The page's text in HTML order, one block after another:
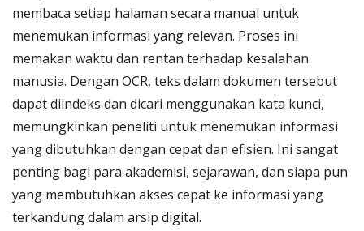
membaca setiap halaman secara manual untuk
menemukan informasi yang relevan. Proses ini
memakan waktu dan rentan terhadap kesalahan
manusia. Dengan OCR, teks dalam dokumen tersebut
dapat diindeks dan dicari menggunakan kata kunci,
memungkinkan peneliti untuk menemukan informasi
yang dibutuhkan dengan cepat dan efisien. Ini sangat
penting bagi para akademisi, sejarawan, dan siapa pun
yang membutuhkan akses cepat ke informasi yang
terkandung dalam arsip digital.